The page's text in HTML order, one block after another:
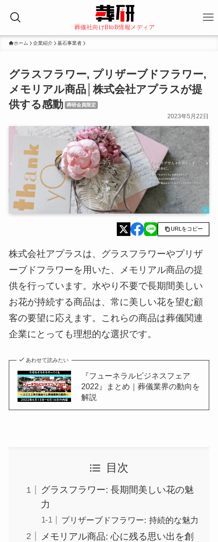
葬儀社向けBtoB情報メディア
ホーム 企業紹介 墓石事業者
グラスフラワー, プリザーブドフラワー,
メモリアル商品│株式会社アプラスが提
供する感動
葬研会員限定
2023年5月22日
URLをコピー
株式会社アプラスは、グラスフラワーやプリザ
ーブドフラワーを用いた、メモリアル商品の提
供を行っています。水やり不要で長期間美しい
お花が持続する商品は、常に美しい花を望む顧
客の要望に応えます。これらの商品は葬儀関連
企業にとっても理想的な選択です。
あわせて読みたい
『フューネラルビジネスフェア
2022』まとめ｜葬儀業界の動向を
解説
目次
グラスフラワー: 長期間美しい花の魅
力
プリザーブドフラワー: 持続的な魅力
メモリアル商品: 心に残る思い出を創